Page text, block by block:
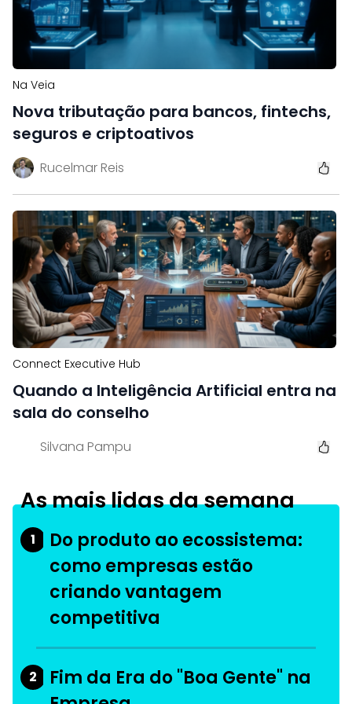
Na Veia
Nova tributação para bancos, fintechs,
seguros e criptoativos
Rucelmar Reis
Connect Executive Hub
Quando a Inteligência Artificial entra na
sala do conselho
Silvana Pampu
As mais lidas da semana
1
Do produto ao ecossistema:
como empresas estão
criando vantagem
competitiva
2
Fim da Era do "Boa Gente" na